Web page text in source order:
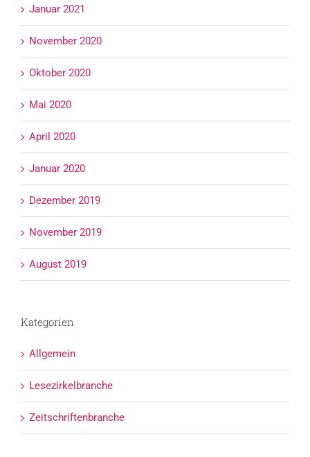
Januar 2021
November 2020
Oktober 2020
Mai 2020
April 2020
Januar 2020
Dezember 2019
November 2019
August 2019
Kategorien
Allgemein
Lesezirkelbranche
Zeitschriftenbranche